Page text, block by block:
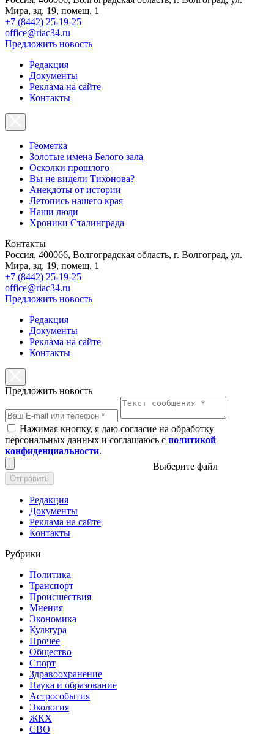
Мира, зд. 19, помещ. 1
+7 (8442) 25-19-25
office@riac34.ru
Предложить новость
Редакция
Документы
Реклама на сайте
Контакты
Геометка
Золотые имена Белого зала
Осколки прошлого
Вы не видели Тихонова?
Анекдоты от истории
Летопись нашего края
Наши люди
Хроники Сталинграда
Контакты
Россия, 400066, Волгоградская область, г. Волгоград, ул.
Мира, зд. 19, помещ. 1
+7 (8442) 25-19-25
office@riac34.ru
Предложить новость
Редакция
Документы
Реклама на сайте
Контакты
Предложить новость
Нажимая кнопку, я даю согласие на обработку
персональных данных и соглашаюсь с политикой
конфиденциальности.
Выберите файл
Отправить
Редакция
Документы
Реклама на сайте
Контакты
Рубрики
Политика
Транспорт
Происшествия
Мнения
Экономика
Культура
Прочее
Общество
Спорт
Здравоохранение
Наука и образование
Астрособытия
Экология
ЖКХ
СВО